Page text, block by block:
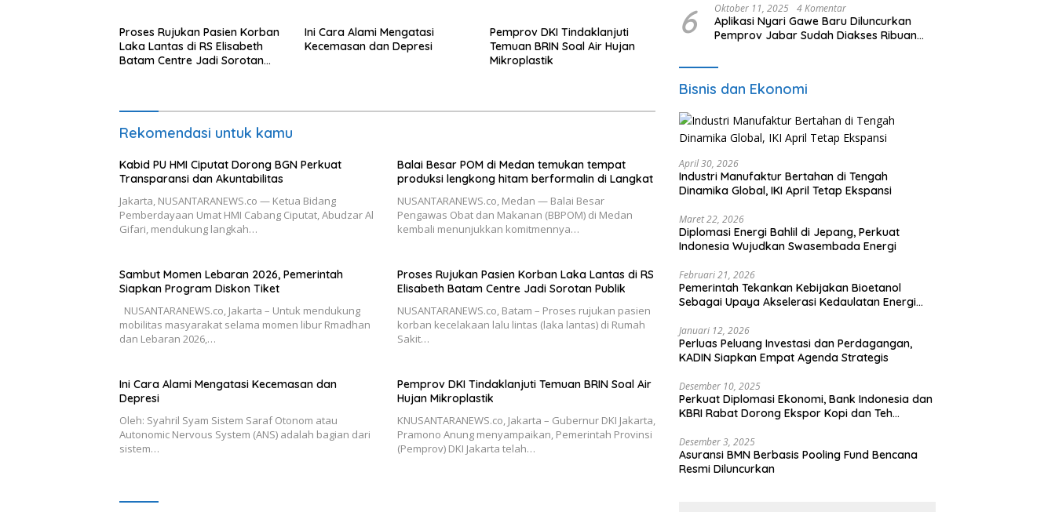
Proses Rujukan Pasien Korban
Laka Lantas di RS Elisabeth
Batam Centre Jadi Sorotan
Ini Cara Alami Mengatasi
Kecemasan dan Depresi
Pemprov DKI Tindaklanjuti
Temuan BRIN Soal Air Hujan
Mikroplastik
Rekomendasi untuk kamu
Kabid PU HMI Ciputat Dorong BGN Perkuat
Transparansi dan Akuntabilitas
Jakarta, NUSANTARANEWS.co — Ketua Bidang
Pemberdayaan Umat HMI Cabang Ciputat, Abudzar Al
Gifari, mendukung langkah…
Balai Besar POM di Medan temukan tempat
produksi lengkong hitam berformalin di Langkat
NUSANTARANEWS.co, Medan — Balai Besar
Pengawas Obat dan Makanan (BBPOM) di Medan
kembali menunjukkan komitmennya…
Sambut Momen Lebaran 2026, Pemerintah
Siapkan Program Diskon Tiket
NUSANTARANEWS.co, Jakarta – Untuk mendukung
mobilitas masyarakat selama momen libur Rmadhan
dan Lebaran 2026,…
Proses Rujukan Pasien Korban Laka Lantas di RS
Elisabeth Batam Centre Jadi Sorotan Publik
NUSANTARANEWS.co, Batam – Proses rujukan pasien
korban kecelakaan lalu lintas (laka lantas) di Rumah
Sakit…
Ini Cara Alami Mengatasi Kecemasan dan
Depresi
Oleh: Syahril Syam Sistem Saraf Otonom atau
Autonomic Nervous System (ANS) adalah bagian dari
sistem…
Pemprov DKI Tindaklanjuti Temuan BRIN Soal Air
Hujan Mikroplastik
KNUSANTARANEWS.co, Jakarta – Gubernur DKI Jakarta,
Pramono Anung menyampaikan, Pemerintah Provinsi
(Pemprov) DKI Jakarta telah…
6 Oktober 11, 2025 4 Komentar
Aplikasi Nyari Gawe Baru Diluncurkan
Pemprov Jabar Sudah Diakses Ribuan
Bisnis dan Ekonomi
April 30, 2026
Industri Manufaktur Bertahan di Tengah
Dinamika Global, IKI April Tetap Ekspansi
Maret 22, 2026
Diplomasi Energi Bahlil di Jepang, Perkuat
Indonesia Wujudkan Swasembada Energi
Februari 21, 2026
Pemerintah Tekankan Kebijakan Bioetanol
Sebagai Upaya Akselerasi Kedaulatan Energi
Januari 12, 2026
Perluas Peluang Investasi dan Perdagangan,
KADIN Siapkan Empat Agenda Strategis
Desember 10, 2025
Perkuat Diplomasi Ekonomi, Bank Indonesia dan
KBRI Rabat Dorong Ekspor Kopi dan Teh
Desember 3, 2025
Asuransi BMN Berbasis Pooling Fund Bencana
Resmi Diluncurkan